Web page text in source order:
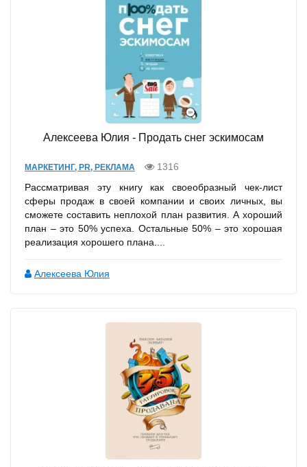
Алексеева Юлия - Продать снег эскимосам
МАРКЕТИНГ, PR, РЕКЛАМА
1316
Рассматривая эту книгу как своеобразный чек-лист
сферы продаж в своей компании и своих личных, вы
сможете составить неплохой план развития. А хороший
план – это 50% успеха. Остальные 50% – это хорошая
реализация хорошего плана....
Алексеева Юлия